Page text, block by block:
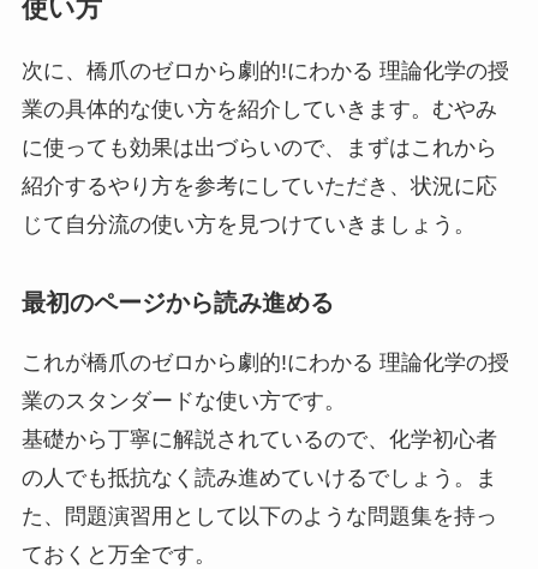
使い方
次に、橋爪のゼロから劇的!にわかる 理論化学の授
業の具体的な使い方を紹介していきます。むやみ
に使っても効果は出づらいので、まずはこれから
紹介するやり方を参考にしていただき、状況に応
じて自分流の使い方を見つけていきましょう。
最初のページから読み進める
これが橋爪のゼロから劇的!にわかる 理論化学の授
業のスタンダードな使い方です。
基礎から丁寧に解説されているので、化学初心者
の人でも抵抗なく読み進めていけるでしょう。ま
た、問題演習用として以下のような問題集を持っ
ておくと万全です。